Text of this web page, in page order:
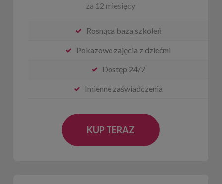
za 12 miesięcy
Rosnąca baza szkoleń
Pokazowe zajęcia z dziećmi
Dostęp 24/7
Imienne zaświadczenia
KUP TERAZ